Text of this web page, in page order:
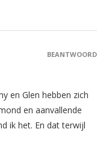
en Glen hebben zich
en aanvallende
ik het. En dat terwijl
BEANTWOORD